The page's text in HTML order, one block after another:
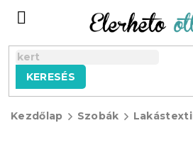
tartalomhoz
KERESÉS
Kezdőlap Szobák Lakástextil